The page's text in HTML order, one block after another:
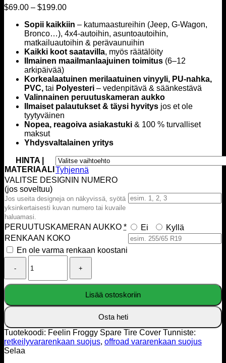
$69.00 – $199.00Hintahaarukka:
–
$199.00
Sopii kaikkiin – katumaastureihin (Jeep, G-Wagon,
Bronco…), 4x4-autoihin, asuntoautoihin,
matkailuautoihin & perävaunuihin
Kaikki koot saatavilla, myös räätälöity
Ilmainen maailmanlaajuinen toimitus (6–12
arkipäivää)
Korkealaatuinen merilaatuinen vinyyli, PU-nahka,
PVC, tai Polyesteri – vedenpitävä & säänkestävä
Valinnainen peruutuskameran aukko
Ilmaiset palautukset & täysi hyvitys jos et ole
tyytyväinen
Nopea, reagoiva asiakastuki & 100 % turvalliset
maksut
Yhdysvaltalainen yritys
HINTA |
MATERIAALI Tyhjennä
VALITSE DESIGNIN NUMERO
(jos soveltuu)
Jos useita designeja on näkyvissä, syötä
yksinkertaisesti kuvan numero tai kuvaile
haluamasi.
PERUUTUSKAMERAN AUKKO * Ei
Kyllä
RENKAAN KOKO
En ole varma renkaan koostani
Froggy
Tire
määrä
Lisää ostoskoriin
Osta heti
Tuotekoodi: Feelin Froggy Spare Tire Cover Tunniste:
retkeilyvararenkaan suojus, offroad vararenkaan suojus
Selaa